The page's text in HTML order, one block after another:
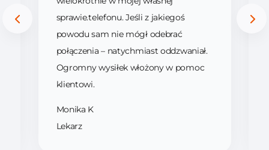
sprawie.telefonu. Jeśli z jakiegoś
powodu sam nie mógł odebrać
połączenia – natychmiast oddzwaniał.
Ogromny wysiłek włożony w pomoc
klientowi.
Monika K
Lekarz